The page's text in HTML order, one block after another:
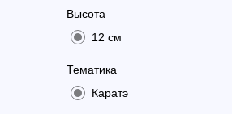
Высота
12 см
Тематика
Каратэ